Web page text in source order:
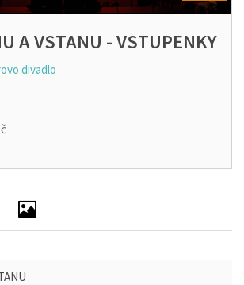
A VSTANU - VSTUPENKY
divadlo